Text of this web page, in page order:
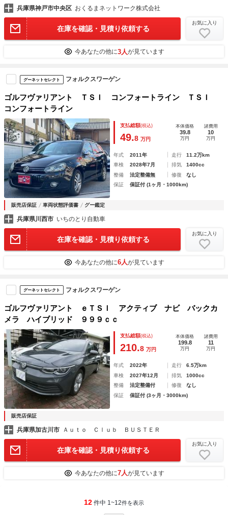
兵庫県神戸市中央区 おくるまネットワーク株式会社
在庫を確認・見積り依頼する
お気に入り
今あなたの他に3人が見ています
グーネットセレクト フォルクスワーゲン
ゴルフヴァリアント ＴＳＩ コンフォートライン ＴＳＩ
コンフォートライン
支払総額(税込)
49.8 万円
本体価格
39.8
万円
諸費用
10
万円
年式 2011年 走行
11.2万km
車検
2028年7月 排気
1400cc
整備
法定整備無 修復
なし
保証
保証付 (1ヶ月・1000km)
販売店保証 車両状態評価書 グー鑑定
兵庫県川西市 いちのとり自動車
在庫を確認・見積り依頼する
お気に入り
今あなたの他に6人が見ています
グーネットセレクト フォルクスワーゲン
ゴルフヴァリアント ｅＴＳＩ アクティブ ナビ バックカ
メラ ハイブリッド ９９９ｃｃ
支払総額(税込)
210.8 万円
本体価格
199.8
万円
諸費用
11
万円
年式 2022年 走行
6.5万km
車検
2027年12月 排気
1000cc
整備
法定整備付 修復
なし
保証
保証付 (3ヶ月・3000km)
販売店保証
兵庫県加古川市 Ａｕｔｏ Ｃｌｕｂ ＢＵＳＴＥＲ
在庫を確認・見積り依頼する
お気に入り
今あなたの他に7人が見ています
12 件中 1~12件を表示